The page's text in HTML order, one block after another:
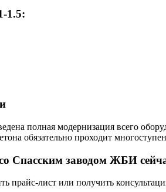
1.5:
полная модернизация всего
обязательно проходит
Cпасским заводом ЖБИ
прайс-лист или получить